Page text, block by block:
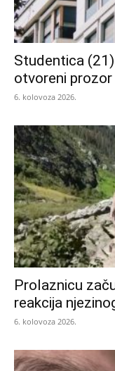
Studentica
otvoreni prozor
6. kolovoza 2026.
Prolaznicu
reakcija
6. kolovoza 2026.